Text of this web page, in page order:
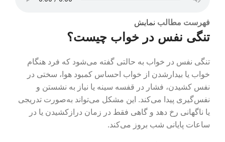
فهرست مطالب نمایش
تنگی نفس در خواب چیست؟
تنگی نفس در خواب به حالتی گفته می‌شود که فرد هنگام
خواب یا بیدارشدن از خواب احساس کمبود هوا، سختی در
نفس کشیدن، فشار در قفسه سینه یا نیاز به نشستن و
نفس‌گیری پیدا می‌کند. این مشکل می‌تواند به‌صورت تدریجی
یا ناگهانی رخ دهد و گاهی فقط در زمان درازکشیدن یا در
ساعات پایانی شب بروز می‌کند.